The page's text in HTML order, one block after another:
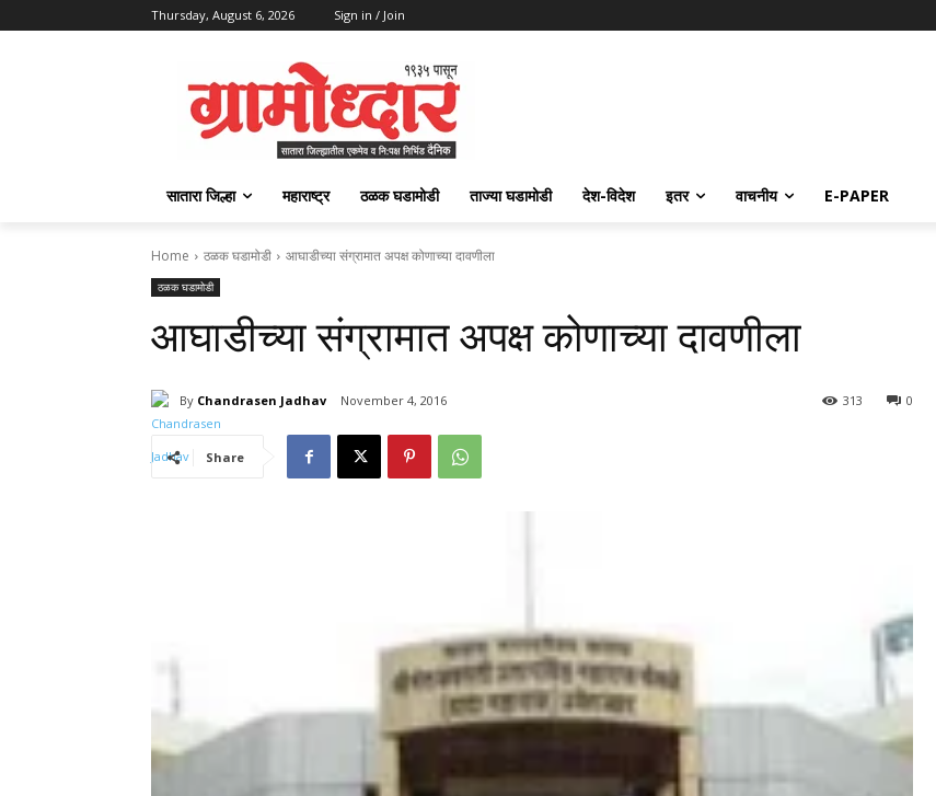
Thursday, August 6, 2026 Sign in / Join
सातारा जिल्हा महाराष्ट्र ठळक घडामोडी ताज्या घडामोडी देश-विदेश इतर वाचनीय E-PAPER
Home ठळक घडामोडी आघाडीच्या संग्रामात अपक्ष कोणाच्या दावणीला
ठळक घडामोडी
आघाडीच्या संग्रामात अपक्ष कोणाच्या दावणीला
By Chandrasen Jadhav November 4, 2016 0
313
Share